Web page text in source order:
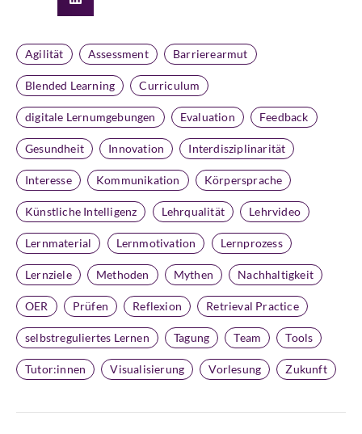
Agilität Assessment Barrierearmut
Blended Learning Curriculum
digitale Lernumgebungen Evaluation Feedback
Gesundheit Innovation Interdisziplinarität
Interesse Kommunikation Körpersprache
Künstliche Intelligenz Lehrqualität Lehrvideo
Lernmaterial Lernmotivation Lernprozess
Lernziele Methoden Mythen Nachhaltigkeit
OER Prüfen Reflexion Retrieval Practice
selbstreguliertes Lernen Tagung Team Tools
Tutor:innen Visualisierung Vorlesung Zukunft